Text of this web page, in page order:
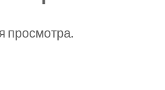
просмотра.